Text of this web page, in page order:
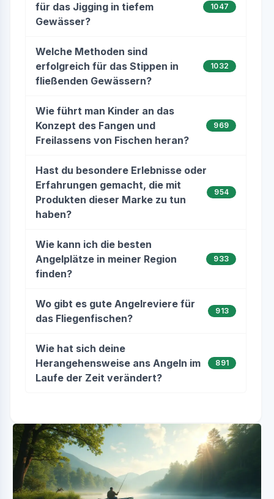
für das Jigging in tiefem
Gewässer?
1047
Welche Methoden sind
erfolgreich für das Stippen in
fließenden Gewässern?
1032
Wie führt man Kinder an das
Konzept des Fangen und
Freilassens von Fischen heran?
969
Hast du besondere Erlebnisse oder
Erfahrungen gemacht, die mit
Produkten dieser Marke zu tun
haben?
954
Wie kann ich die besten
Angelplätze in meiner Region
finden?
933
Wo gibt es gute Angelreviere für
das Fliegenfischen?
913
Wie hat sich deine
Herangehensweise ans Angeln im
Laufe der Zeit verändert?
891